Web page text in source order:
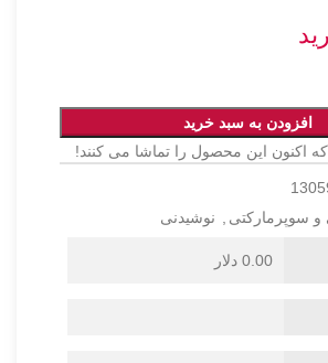
افزودن به سبد خرید
اکنون این محصول را تماشا می کنند!
و سوپرمارکتی نوشیدنی
0.00 دلار